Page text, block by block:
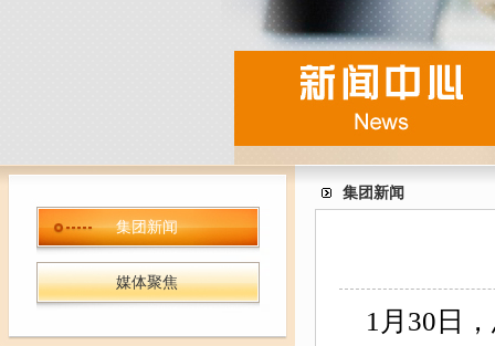
集团新闻
媒体聚焦
集团新闻
1 月 30 日